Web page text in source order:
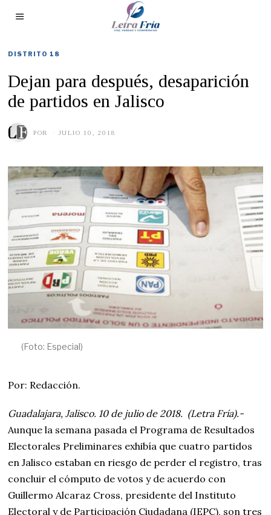
DISTRITO 18
Dejan para después, desaparición
de partidos en Jalisco
POR JULIO 10, 2018
2
4
,
2
0
1
9
(Foto: Especial)
Por: Redacción.
Guadalajara, Jalisco. 10 de julio de 2018. (Letra Fría).-
Aunque la semana pasada el Programa de Resultados
Electorales Preliminares exhibía que cuatro partidos
en Jalisco estaban en riesgo de perder el registro, tras
concluir el cómputo de votos y de acuerdo con
Guillermo Alcaraz Cross, presidente del Instituto
Electoral y de Participación Ciudadana (IEPC), son tres